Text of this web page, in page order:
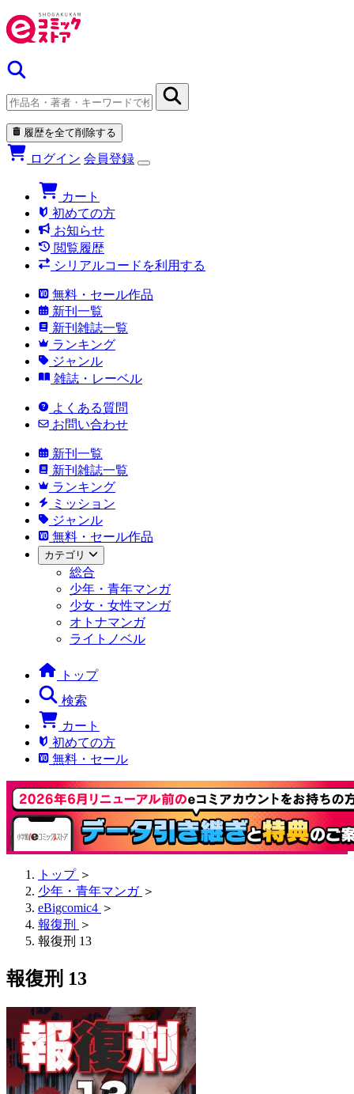
履歴を全て削除する
ログイン 会員登録
カート
初めての方
お知らせ
閲覧履歴
シリアルコードを利用する
無料・セール作品
新刊一覧
新刊雑誌一覧
ランキング
ジャンル
雑誌・レーベル
よくある質問
お問い合わせ
新刊一覧
新刊雑誌一覧
ランキング
ミッション
ジャンル
無料・セール作品
カテゴリ
総合
少年・青年マンガ
少女・女性マンガ
オトナマンガ
ライトノベル
トップ
検索
カート
初めての方
無料・セール
トップ ＞
少年・青年マンガ ＞
eBigcomic4 ＞
報復刑
＞
報復刑 13
報復刑 13